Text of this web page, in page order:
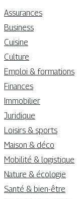
Assurances
Business
Cuisine
Culture
Emploi & formations
Finances
Immobilier
Juridique
Loisirs & sports
Maison & déco
Mobilité & logistique
Nature & écologie
Santé & bien-être